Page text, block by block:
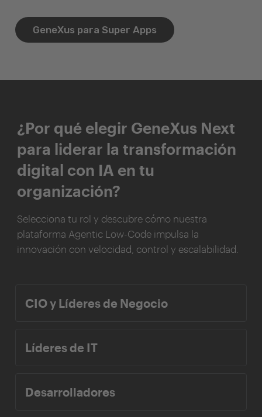
GeneXus para Super Apps
¿Por qué elegir GeneXus Next
para liderar la transformación
digital con IA en tu
organización?
Selecciona tu rol y descubre cómo nuestra
plataforma Agentic Low-Code impulsa la
innovación con velocidad, control y escalabilidad.
CIO y Líderes de Negocio
Líderes de IT
Desarrolladores